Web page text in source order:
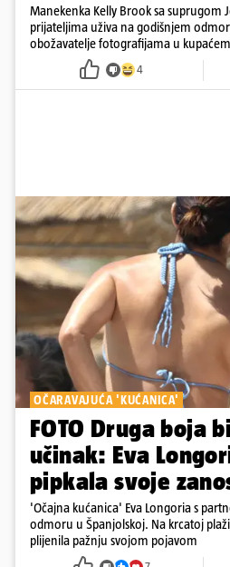
Manekenka Kelly Brook sa suprugom
prijateljima uživa na godišnjem
obožavatelje fotografijama u
4
OČARAVAJUĆA 'KUĆANICA'
FOTO Druga boja
učinak: Eva
pipkala svoje
'Očajna kućanica' Eva Longoria s
odmoru u Španjolskoj. Na krcatoj
plijenila pažnju svojom pojavom